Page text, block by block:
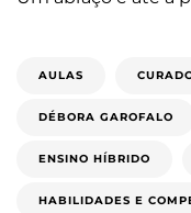
AULAS
DÉBORA GAROFALO
ENSINO HÍBRIDO
HABILIDADES E